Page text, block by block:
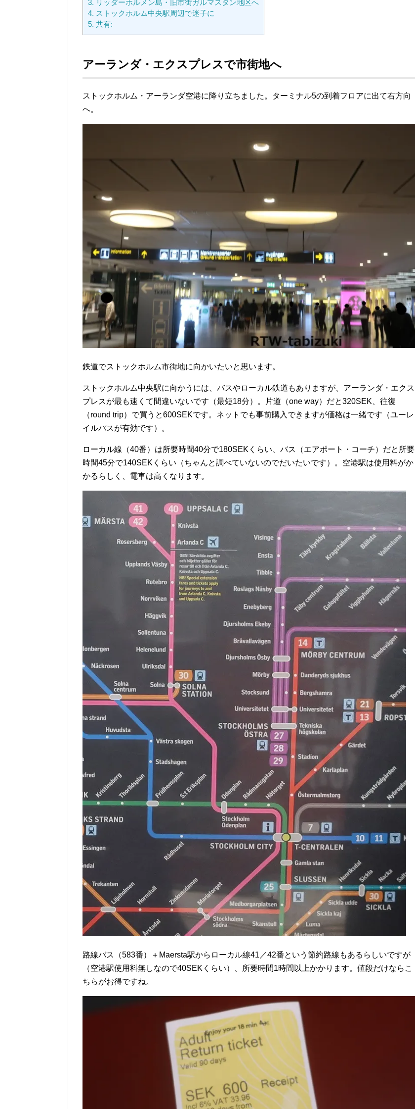
3. リッダーホルメン島・旧市街ガルマスタン地区へ
4. ストックホルム中央駅周辺で迷子に
5. 共有:
アーランダ・エクスプレスで市街地へ
ストックホルム・アーランダ空港に降り立ちました。ターミナル5の到着フロアに出て右方向
へ。
鉄道でストックホルム市街地に向かいたいと思います。
ストックホルム中央駅に向かうには、バスやローカル鉄道もありますが、アーランダ・エクス
プレスが最も速くて間違いないです（最短18分）。片道（one way）だと320SEK、往復
（round trip）で買うと600SEKです。ネットでも事前購入できますが価格は一緒です（ユーレ
イルパスが有効です）。
ローカル線（40番）は所要時間40分で180SEKくらい、バス（エアポート・コーチ）だと所要
時間45分で140SEKくらい（ちゃんと調べていないのでだいたいです）。空港駅は使用料がか
かるらしく、電車は高くなります。
路線バス（583番）＋Maersta駅からローカル線41／42番という節約路線もあるらしいですが
（空港駅使用料無しなので40SEKくらい）、所要時間1時間以上かかります。値段だけならこ
ちらがお得ですね。